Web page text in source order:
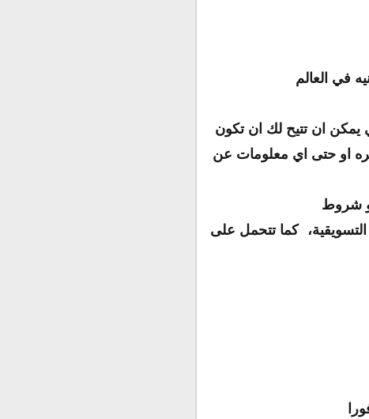
في العالم
يمكن ان تتيح لك ان تكون
او حتى اي معلومات عن
شروط
كما تتحمل على